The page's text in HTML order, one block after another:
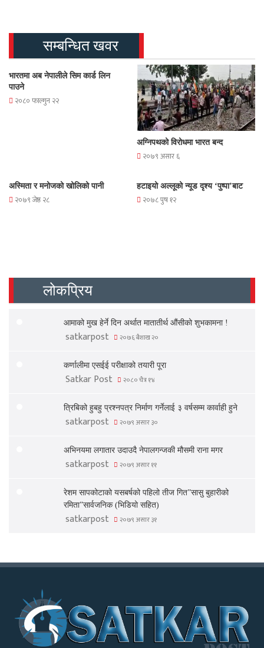
सम्बन्धित खवर
भारतमा अब नेपालीले सिम कार्ड लिन
पाउने
२०८० फाल्गुन २२
अग्निपथको विरोधमा भारत बन्द
२०७९ असार ६
अस्मिता र मनोजको खोलिको पानी
२०७९ जेष्ठ २८
हटाइयो अल्लूको न्यूड दृश्य ‘पुष्पा’बाट
२०७८ पुष १२
लोकप्रिय
आमाको मुख हेर्ने दिन अर्थात मातातीर्थ औंसीको शुभकामना !
satkarpost २०७६ बैशाख २०
कर्णालीमा एसईई परीक्षाको तयारी पूरा
Satkar Post २०८० चैत्र १४
त्रिबिको हुबहु प्रश्नपत्र निर्माण गर्नेलाई ३ वर्षसम्म कार्वाही हुने
satkarpost २०७९ असार ३०
अभिनयमा लगातार उदाउदै नेपालगन्जकी मौसमी राना मगर
satkarpost २०७९ असार ११
रेशम सापकोटाको यसबर्षको पहिलो तीज गित”सासु बुहारीको
रमिता”सार्वजनिक (भिडियो सहित)
satkarpost २०७९ असार ३१